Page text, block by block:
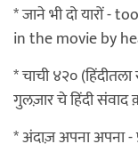
* जाने भी दो यारों -
in the movie by
* चाची ४२०
गुलज़ार चे हिंदी
* अंदाज़ अपना अपना -